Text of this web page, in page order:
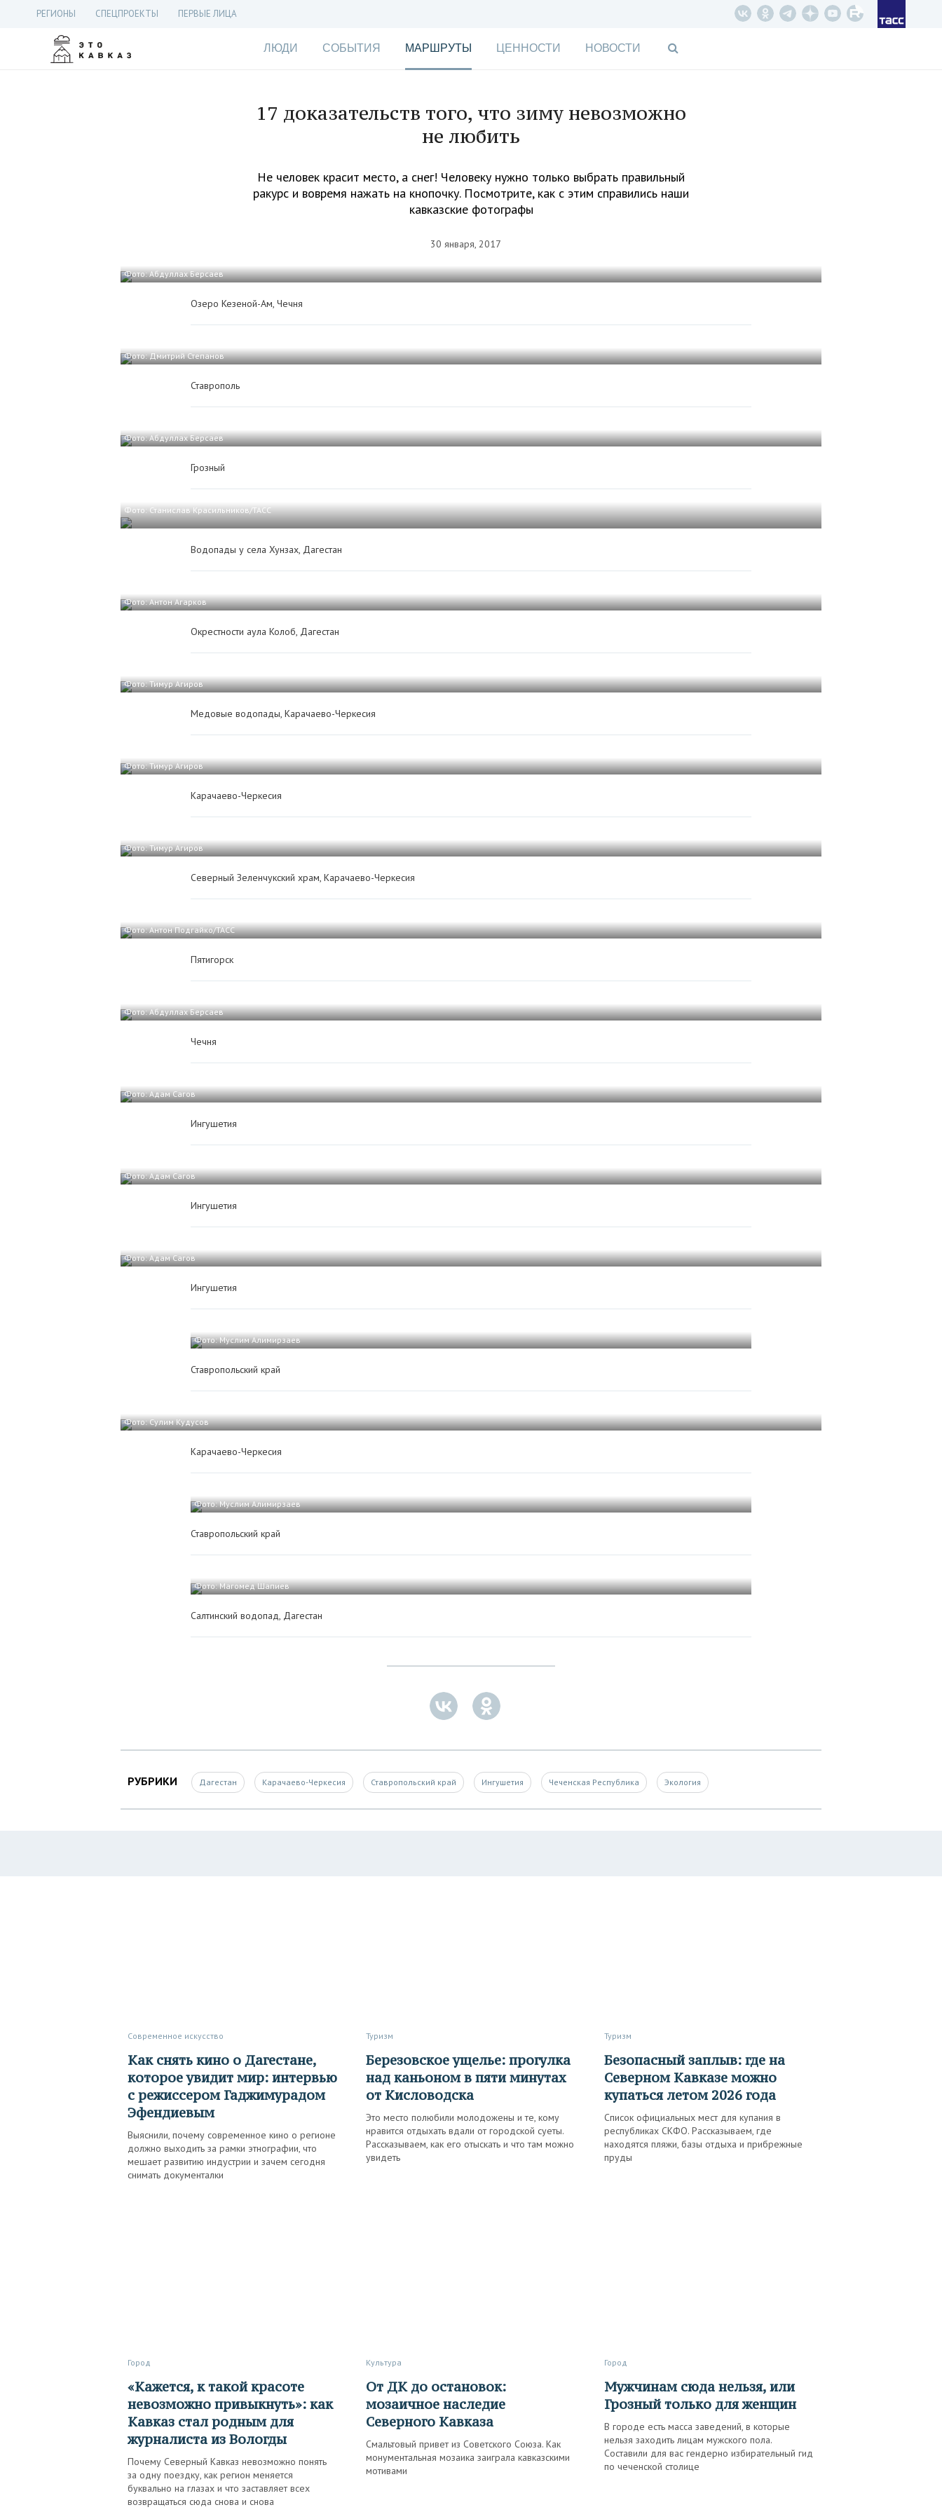
РЕГИОНЫ СПЕЦПРОЕКТЫ ПЕРВЫЕ ЛИЦА
ЛЮДИ СОБЫТИЯ МАРШРУТЫ ЦЕННОСТИ НОВОСТИ
17 доказательств того, что зиму невозможно
не любить
Не человек красит место, а снег! Человеку нужно только выбрать правильный
ракурс и вовремя нажать на кнопочку. Посмотрите, как с этим справились наши
кавказские фотографы
30 января, 2017
Фото: Абдуллах Берсаев
Озеро Кезеной-Ам, Чечня
Фото: Дмитрий Степанов
Ставрополь
Фото: Абдуллах Берсаев
Грозный
Фото: Станислав Красильников/ТАСС
Водопады у села Хунзах, Дагестан
Фото: Антон Агарков
Окрестности аула Колоб, Дагестан
Фото: Тимур Агиров
Медовые водопады, Карачаево-Черкесия
Фото: Тимур Агиров
Карачаево-Черкесия
Фото: Тимур Агиров
Северный Зеленчукский храм, Карачаево-Черкесия
Фото: Антон Подгайко/ТАСС
Пятигорск
Фото: Абдуллах Берсаев
Чечня
Фото: Адам Сагов
Ингушетия
Фото: Адам Сагов
Ингушетия
Фото: Адам Сагов
Ингушетия
Фото: Муслим Алимирзаев
Ставропольский край
Фото: Сулим Кудусов
Карачаево-Черкесия
Фото: Муслим Алимирзаев
Ставропольский край
Фото: Магомед Шапиев
Салтинский водопад, Дагестан
РУБРИКИ Дагестан Карачаево-Черкесия Ставропольский край Ингушетия Чеченская Республика Экология
Современное искусство
Как снять кино о Дагестане,
которое увидит мир: интервью
с режиссером Гаджимурадом
Эфендиевым
Выяснили, почему современное кино о регионе
должно выходить за рамки этнографии, что
мешает развитию индустрии и зачем сегодня
снимать документалки
Туризм
Березовское ущелье: прогулка
над каньоном в пяти минутах
от Кисловодска
Это место полюбили молодожены и те, кому
нравится отдыхать вдали от городской суеты.
Рассказываем, как его отыскать и что там можно
увидеть
Туризм
Безопасный заплыв: где на
Северном Кавказе можно
купаться летом 2026 года
Список официальных мест для купания в
республиках СКФО. Рассказываем, где
находятся пляжи, базы отдыха и прибрежные
пруды
Город
«Кажется, к такой красоте
невозможно привыкнуть»: как
Кавказ стал родным для
журналиста из Вологды
Почему Северный Кавказ невозможно понять
за одну поездку, как регион меняется
буквально на глазах и что заставляет всех
возвращаться сюда снова и снова
Культура
От ДК до остановок:
мозаичное наследие
Северного Кавказа
Смальтовый привет из Советского Союза. Как
монументальная мозаика заиграла кавказскими
мотивами
Город
Мужчинам сюда нельзя, или
Грозный только для женщин
В городе есть масса заведений, в которые
нельзя заходить лицам мужского пола.
Составили для вас гендерно избирательный гид
по чеченской столице